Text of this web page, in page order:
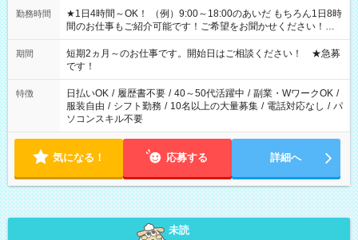
勤務時間
★1日4時間～OK！ （例）9:00～18:00のあいだ もちろん1日8時
間のお仕事もご紹介可能です！ご希望をお聞かせください！★
家庭の都合でお休みが必要な場合も遠慮なくご相談ください。
※週最低15時間以上の勤務が必要です
期間
短期2ヵ月～のお仕事です。開始日はご相談ください！ ★急募
です！
特徴 日払いOK / 履歴書不要 / 40～50代活躍中 / 副業・WワークOK /
服装自由 / シフト勤務 / 10名以上の大量募集 / 電話対応なし / パ
ソコンスキル不要
気になる！ 応募する 詳細へ
未読